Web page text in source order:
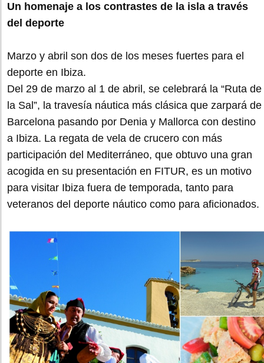
Un homenaje a los contrastes de la isla a través
del deporte
Marzo y abril son dos de los meses fuertes para el
deporte en Ibiza.
Del 29 de marzo al 1 de abril, se celebrará la “Ruta de
la Sal”, la travesía náutica más clásica que zarpará de
Barcelona pasando por Denia y Mallorca con destino
a Ibiza. La regata de vela de crucero con más
participación del Mediterráneo, que obtuvo una gran
acogida en su presentación en FITUR, es un motivo
para visitar Ibiza fuera de temporada, tanto para
veteranos del deporte náutico como para aficionados.